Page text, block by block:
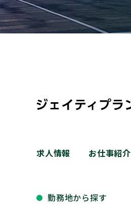
求人情報 お仕事紹介
勤務地から探す